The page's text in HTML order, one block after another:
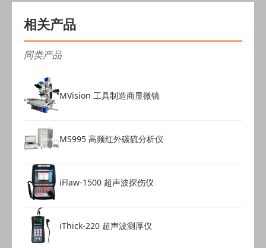
相关产品
同类产品
MVision 工具制造商显微镜
MS995 高频红外碳硫分析仪
iFlaw-1500 超声波探伤仪
iThick-220 超声波测厚仪